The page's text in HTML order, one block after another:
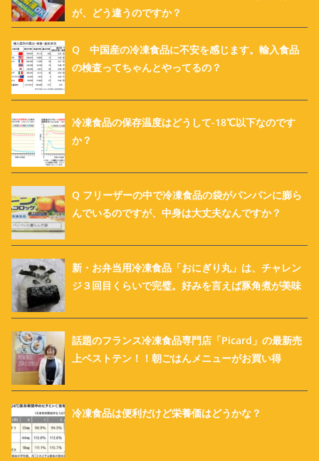
が、どう違うのですか？
Q 中国産の冷凍食品に不安を感じます。輸入食品
の検査ってちゃんとやってるの？
冷凍食品の保存温度はどうして-18℃以下なのです
か？
Q フリーザーの中で冷凍食品の袋がパンパンに膨ら
んでいるのですが、中身は大丈夫なんですか？
新・お弁当用冷凍食品「おにぎり丸」は、チャレン
ジ３回目くらいで完璧。好みを言えば豚角煮が美味
話題のフランス冷凍食品専門店「Picard」の最新売
上ベストテン！！朝ごはんメニューがお買い得
冷凍食品は便利だけど栄養価はどうかな？